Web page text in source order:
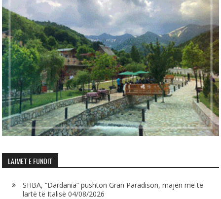
LAJMET E FUNDIT
SHBA, “Dardania” pushton Gran Paradison, majën më të
lartë të Italisë 04/08/2026